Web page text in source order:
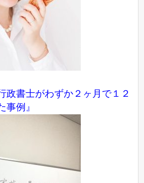
政書士がわずか２ヶ月で１２
事例』